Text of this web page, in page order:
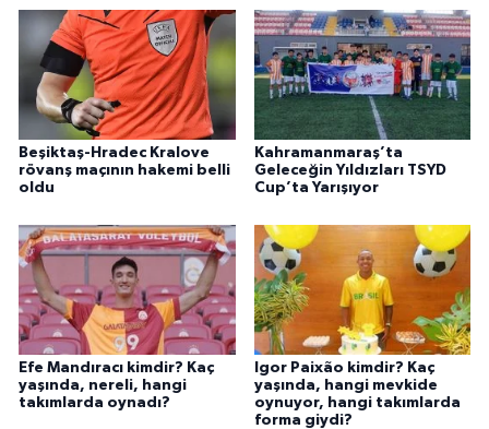
Beşiktaş-Hradec Kralove
rövanş maçının hakemi belli
oldu
Kahramanmaraş’ta
Geleceğin Yıldızları TSYD
Cup’ta Yarışıyor
Efe Mandıracı kimdir? Kaç
yaşında, nereli, hangi
takımlarda oynadı?
Igor Paixão kimdir? Kaç
yaşında, hangi mevkide
oynuyor, hangi takımlarda
forma giydi?